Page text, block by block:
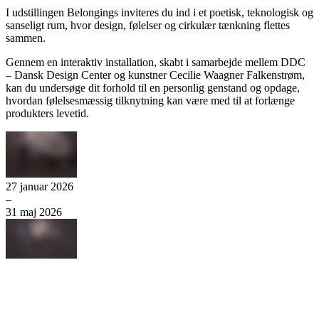
I udstillingen Belongings inviteres du ind i et poetisk, teknologisk og
sanseligt rum, hvor design, følelser og cirkulær tænkning flettes
sammen.
Gennem en interaktiv installation, skabt i samarbejde mellem DDC
– Dansk Design Center og kunstner Cecilie Waagner Falkenstrøm,
kan du undersøge dit forhold til en personlig genstand og opdage,
hvordan følelsesmæssig tilknytning kan være med til at forlænge
produkters levetid.
27 januar 2026
–
31 maj 2026